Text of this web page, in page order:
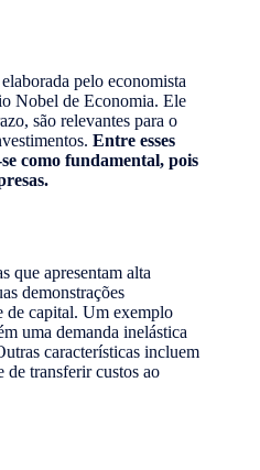
pelo economista
Nobel de Economia. Ele
são relevantes para o
Entre esses
como fundamental, pois
que apresentam alta
demonstrações
de capital. Um exemplo
uma demanda inelástica
características incluem
de transferir custos ao